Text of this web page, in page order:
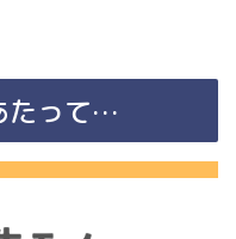
たって…